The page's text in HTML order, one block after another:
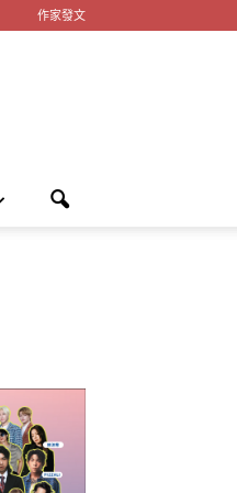
作家發文